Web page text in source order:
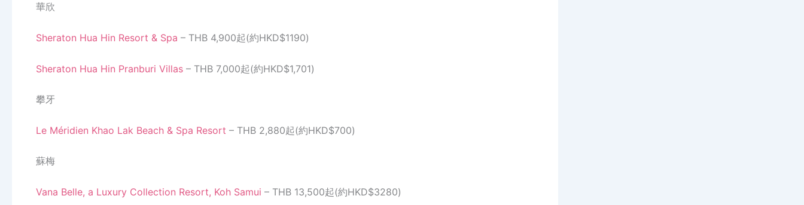
華欣
Sheraton Hua Hin Resort & Spa – THB 4,900起(約HKD$1190)
Sheraton Hua Hin Pranburi Villas – THB 7,000起(約HKD$1,701)
攀牙
Le Méridien Khao Lak Beach & Spa Resort – THB 2,880起(約HKD$700)
蘇梅
Vana Belle, a Luxury Collection Resort, Koh Samui – THB 13,500起(約HKD$3280)